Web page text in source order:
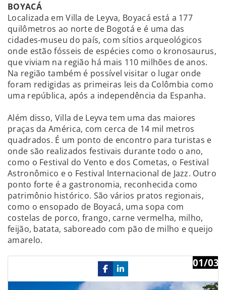
BOYACÁ
Localizada em Villa de Leyva, Boyacá está a 177
quilômetros ao norte de Bogotá e é uma das
cidades-museu do país, com sítios arqueológicos
onde estão fósseis de espécies como o kronosaurus,
que viviam na região há mais 110 milhões de anos.
Na região também é possível visitar o lugar onde
foram redigidas as primeiras leis da Colômbia como
uma república, após a independência da Espanha.
Além disso, Villa de Leyva tem uma das maiores
praças da América, com cerca de 14 mil metros
quadrados. É um ponto de encontro para turistas e
onde são realizados festivais durante todo o ano,
como o Festival do Vento e dos Cometas, o Festival
Astronômico e o Festival Internacional de Jazz. Outro
ponto forte é a gastronomia, reconhecida como
patrimônio histórico. São vários pratos regionais,
como o ensopado de Boyacá, uma sopa com
costelas de porco, frango, carne vermelha, milho,
feijão, batata, saboreado com pão de milho e queijo
amarelo.
01/03
Previous